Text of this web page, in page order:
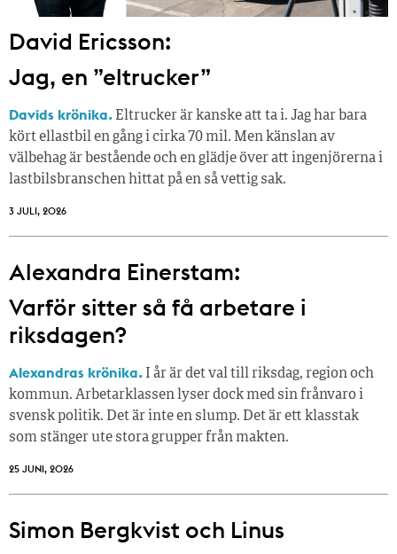
David Ericsson:
Jag, en ”eltrucker”
Davids krönika. Eltrucker är kanske att ta i. Jag har bara
kört ellastbil en gång i cirka 70 mil. Men känslan av
välbehag är bestående och en glädje över att ingenjörerna i
lastbilsbranschen hittat på en så vettig sak.
3 JULI, 2026
Alexandra Einerstam:
Varför sitter så få ­arbetare i
riksdagen?
Alexandras krönika. I år är det val till riksdag, region och
kommun. Arbetarklassen lyser dock med sin frånvaro i
svensk politik. Det är inte en slump. Det är ett klasstak
som stänger ute stora grupper från makt­en.
25 JUNI, 2026
Simon Bergkvist och Linus